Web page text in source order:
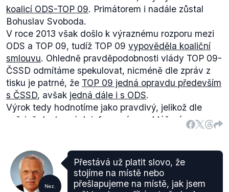
koalicí ODS-TOP 09. Primátorem i nadále zůstal
Bohuslav Svoboda.
V roce 2013 však došlo k výraznému rozporu mezi
ODS a TOP 09, tudíž TOP 09 vypověděla koaliční
smlouvu. Ohledně pravděpodobnosti vlády TOP 09-
ČSSD odmítáme spekulovat, nicméně dle zpráv z
tisku je patrné, že TOP 09 jedná opravdu především
s ČSSD, avšak jedná dále i s ODS.
Výrok tedy hodnotíme jako pravdivý, jelikož dle
veřejně dostupných informací a prohlášení
zainteresovaných politiků se jeví menšinová TOP 09
Nez.
Přestává už platit slovo, že
stojíme na místě nebo
přešlapujeme na místě, jak jsem